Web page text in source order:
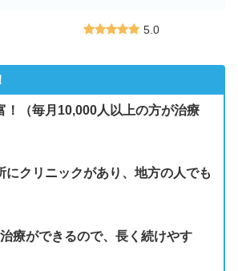
5.0
！（毎月10,000人以上の方が治療
にクリニックがあり、地方の人でも
療ができるので、長く続けやす